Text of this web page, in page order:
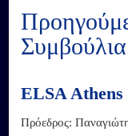
Συμβούλια
ELSA Athens
Πρόεδρος: